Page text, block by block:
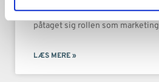
Vi er glade for at kunne
påtaget sig rollen som
LÆS MERE »